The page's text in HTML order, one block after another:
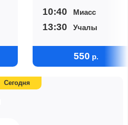
10:40 Миасс
13:30 Учалы
550 р.
Сегодня